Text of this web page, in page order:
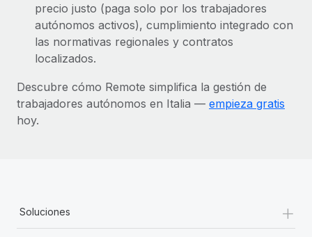
precio justo (paga solo por los trabajadores
autónomos activos), cumplimiento integrado con
las normativas regionales y contratos
localizados.
Descubre cómo Remote simplifica la gestión de
trabajadores autónomos en Italia — empieza gratis
hoy.
Soluciones +